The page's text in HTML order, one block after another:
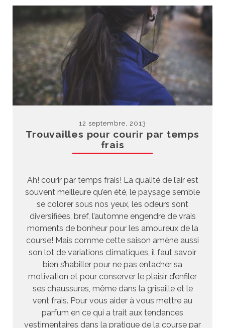
12 septembre, 2013
Trouvailles pour courir par temps
frais
Ah! courir par temps frais! La qualité de l’air est
souvent meilleure qu’en été, le paysage semble
se colorer sous nos yeux, les odeurs sont
diversifiées, bref, l’automne engendre de vrais
moments de bonheur pour les amoureux de la
course! Mais comme cette saison amène aussi
son lot de variations climatiques, il faut savoir
bien s’habiller pour ne pas entacher sa
motivation et pour conserver le plaisir d’enfiler
ses chaussures, même dans la grisaille et le
vent frais. Pour vous aider à vous mettre au
parfum en ce qui a trait aux tendances
vestimentaires dans la pratique de la course par